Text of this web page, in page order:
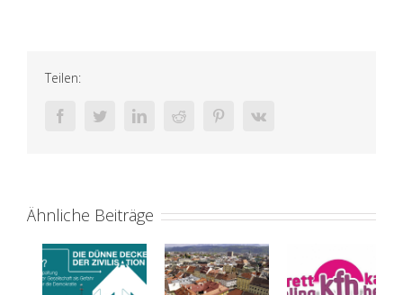
Teilen:
facebooktwitter linkedinreddit pinterestvk
Ähnliche Beiträge